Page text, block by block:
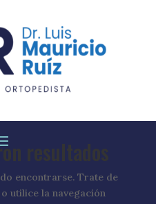
resultados
encontrarse. Trate de
utilice la navegación